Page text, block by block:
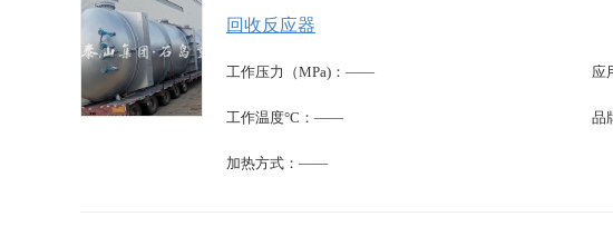
回收反应器
工作压力（MPa)：——
工作温度°C：——
加热方式：——
应
品